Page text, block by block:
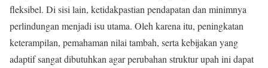
fleksibel. Di sisi lain, ketidakpastian pendapatan dan minimnya
perlindungan menjadi isu utama. Oleh karena itu, peningkatan
keterampilan, pemahaman nilai tambah, serta kebijakan yang
adaptif sangat dibutuhkan agar perubahan struktur upah ini dapat